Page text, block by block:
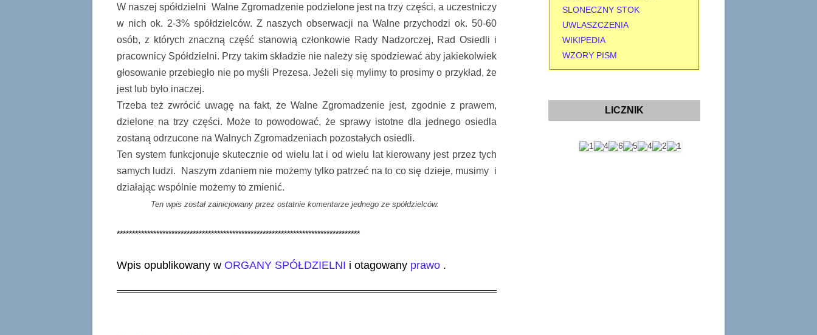
W naszej spółdzielni Walne Zgromadzenie podzielone jest na trzy części, a uczestniczy
w nich ok. 2-3% spółdzielców. Z naszych obserwacji na Walne przychodzi ok. 50-60
osób, z których znaczną część stanowią członkowie Rady Nadzorczej, Rad Osiedli i
pracownicy Spółdzielni. Przy takim składzie nie należy się spodziewać aby jakiekolwiek
głosowanie przebiegło nie po myśli Prezesa. Jeżeli się mylimy to prosimy o przykład, że
jest lub było inaczej.
Trzeba też zwrócić uwagę na fakt, że Walne Zgromadzenie jest, zgodnie z prawem,
dzielone na trzy części. Może to powodować, że sprawy istotne dla jednego osiedla
zostaną odrzucone na Walnych Zgromadzeniach pozostałych osiedli.
Ten system funkcjonuje skutecznie od wielu lat i od wielu lat kierowany jest przez tych
samych ludzi. Naszym zdaniem nie możemy tylko patrzeć na to co się dzieje, musimy i
działając wspólnie możemy to zmienić.
Ten wpis został zainicjowany przez ostatnie komentarze jednego ze spółdzielców.
********************************************************************************
Wpis opublikowany w ORGANY SPÓŁDZIELNI i otagowany prawo .
SLONECZNY STOK
UWLASZCZENIA
WIKIPEDIA
WZORY PISM
LICZNIK